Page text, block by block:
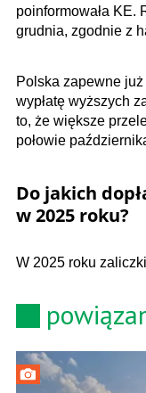
poinformowała KE.
grudnia, zgodnie z
Polska zapewne
wypłatę wyższych
to, że większe
połowie
Do jakich
w 2025 roku?
W 2025 roku